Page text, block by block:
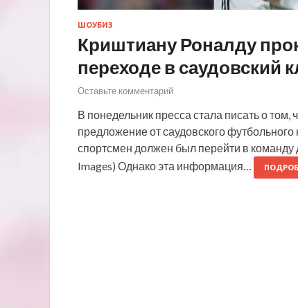
ШОУБИЗ
Криштиану Роналду
переходе в саудовский
Оставьте комментарий
В понедельник пресса стала писать о
предложение от саудовского
спортсмен должен был перейти в
Images) Однако эта информация…